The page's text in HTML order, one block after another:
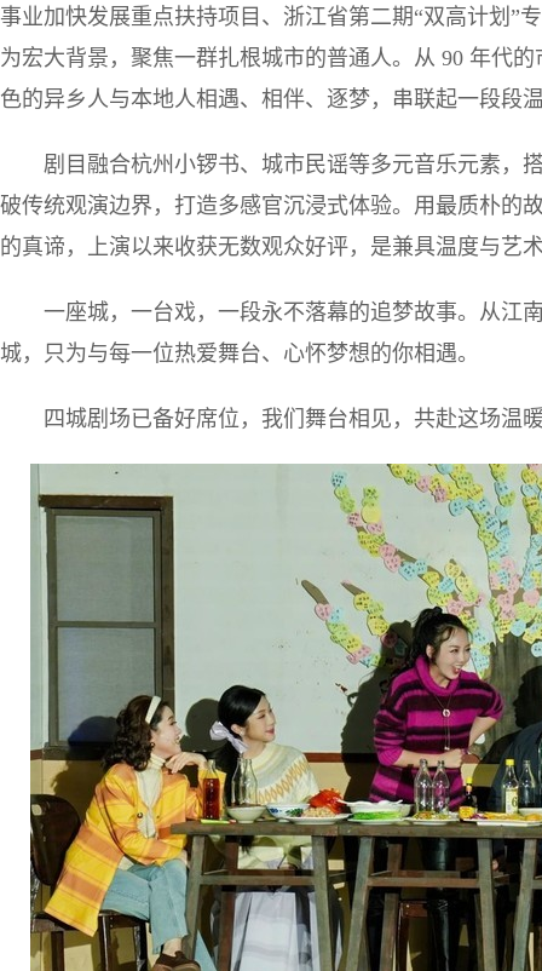
事业加快发展重点扶持项目、浙江省第二期“双高计划”
为宏大背景，聚焦一群扎根城市的普通人。从 90 年代
色的异乡人与本地人相遇、相伴、逐梦，串联起一段段
剧目融合杭州小锣书、城市民谣等多元音乐元素，
破传统观演边界，打造多感官沉浸式体验。用最质朴的
的真谛，上演以来收获无数观众好评，是兼具温度与艺
一座城，一台戏，一段永不落幕的追梦故事。从江
城，只为与每一位热爱舞台、心怀梦想的你相遇。
四城剧场已备好席位，我们舞台相见，共赴这场温